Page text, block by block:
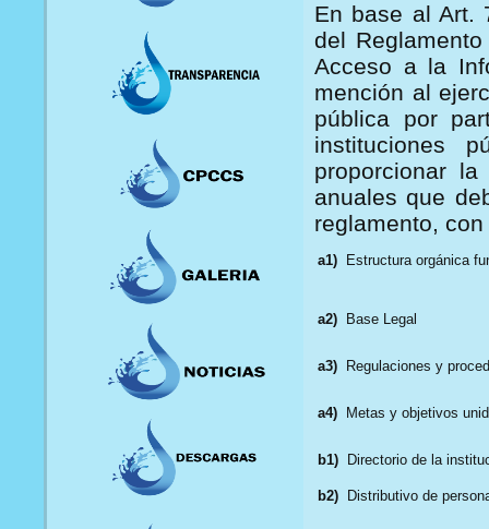
En base al Art.
del
Acceso a la
mención al
pública por
instituciones
proporcionar
anuales que
reglamento,
a1) Estructura orgánica
a2) Base Legal
a3) Regulaciones y
a4) Metas y objetivos
b1) Directorio de la
b2) Distributivo de